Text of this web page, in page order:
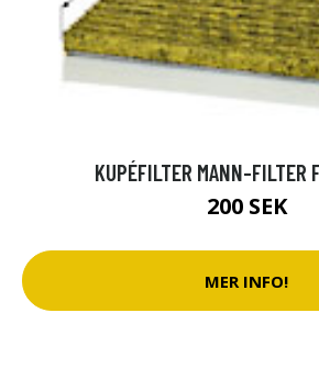
KUPÉFILTER MANN-
200 SEK
MER INFO!